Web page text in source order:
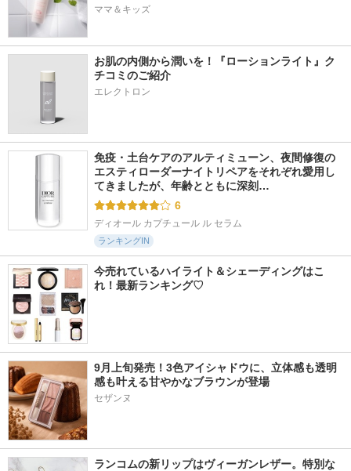
ママ＆キッズ
お肌の内側から潤いを！『ローションライト』ク
チコミのご紹介
エレクトロン
免疫・土台ケアのアルティミューン、夜間修復の
エスティローダーナイトリペアをそれぞれ愛用し
てきましたが、年齢とともに深刻…
6
ディオール カプチュール ル セラム
ランキングIN
今売れているハイライト＆シェーディングはこ
れ！最新ランキング♡
9月上旬発売！3色アイシャドウに、立体感も透明
感も叶える甘やかなブラウンが登場
ランコムの新リップはヴィーガンレザー。特別な